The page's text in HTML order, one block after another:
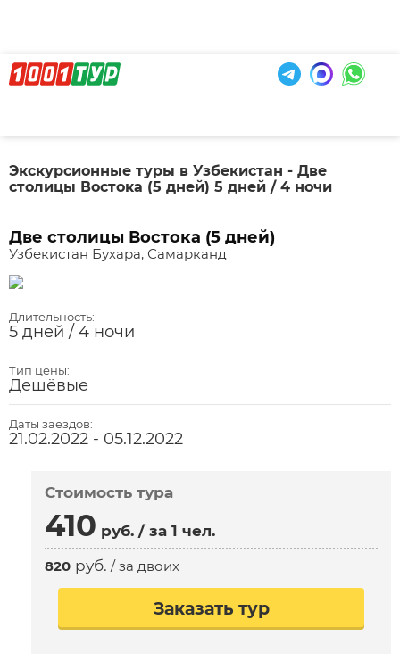
Экскурсионные туры в Узбекистан - Две
столицы Востока (5 дней) 5 дней / 4 ночи
Две столицы Востока (5 дней)
Узбекистан Бухара, Самарканд
Длительность:
5 дней / 4 ночи
Тип цены:
Дешёвые
Даты заездов:
21.02.2022 - 05.12.2022
Стоимость тура
410 руб. / за 1 чел.
820 руб. / за двоих
Заказать тур